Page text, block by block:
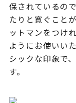
保されているの
たりと寛ぐこと
ットマンをつけ
ようにお使いい
シックな印象で
す。